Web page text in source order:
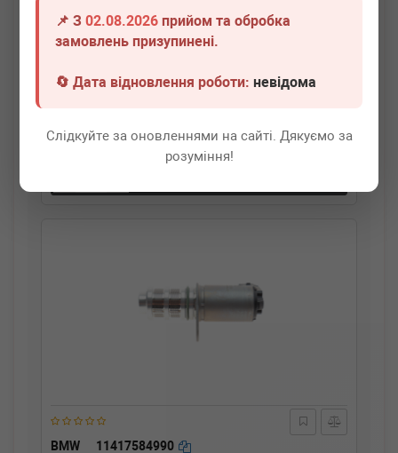
📌 З02.08.2026 прийом та обробка
замовлень призупинені.
🔄 Дата відновлення роботи:невідома
Слідкуйте за оновленнями на сайті. Дякуємо за
розуміння!
BMW 11417622768
8 100 грн Всі ціни
BMW 11417584990